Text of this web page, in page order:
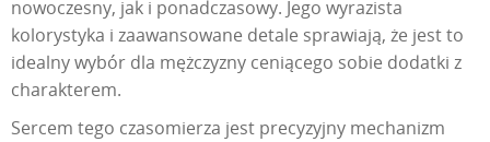
nowoczesny, jak i ponadczasowy. Jego wyrazista
kolorystyka i zaawansowane detale sprawiają, że jest to
idealny wybór dla mężczyzny ceniącego sobie dodatki z
charakterem.
Sercem tego czasomierza jest precyzyjny mechanizm